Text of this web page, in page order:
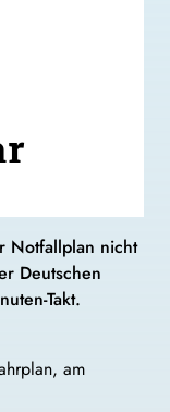
Notfallplan nicht
Deutschen
Takt.
am